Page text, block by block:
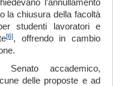
l’annullamento
la chiusura della facoltà
studenti lavoratori e
[6], offrendo in cambio
Senato accademico,
delle proposte e ad